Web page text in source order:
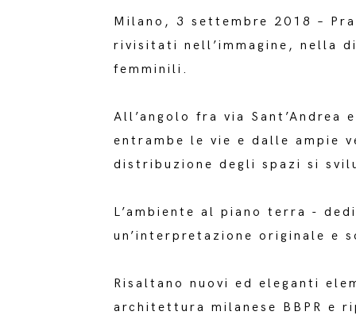
Milano, 3 settembre 2018 –
rivisitati nell’immagine, nella
femminili.
All’angolo fra via
entrambe le vie e dalle ampie
distribuzione degli spazi si
L’ambiente al piano terra -
un’interpretazione originale e
Risaltano nuovi ed eleganti
architettura milanese BBPR e